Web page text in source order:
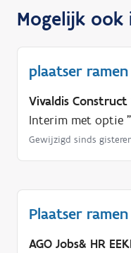
Mogelijk
plaatser
Vivaldis Construct
Interim met optie
Gewijzigd sinds
Plaatser
AGO Jobs& HR